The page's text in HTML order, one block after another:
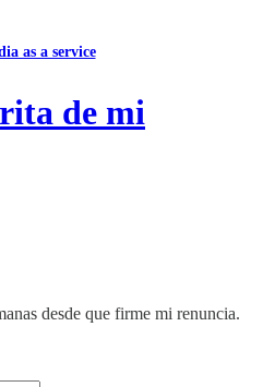
as a service
de mi
desde que firme mi renuncia.